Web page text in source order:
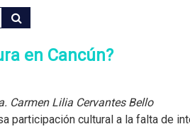
en Cancún?
Carmen Lilia Cervantes Bello
participación cultural a la falta de